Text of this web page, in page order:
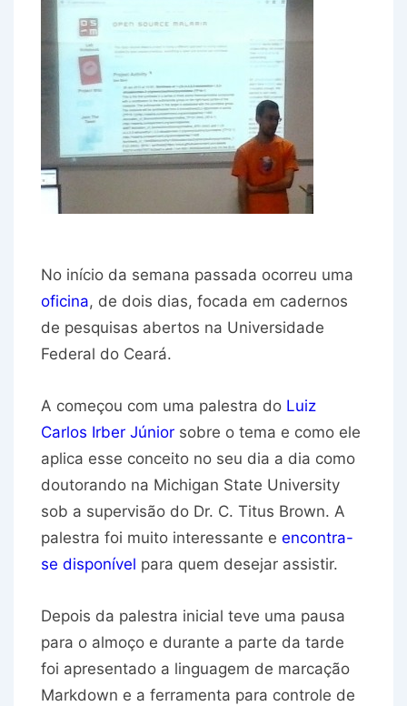
No início da semana passada ocorreu uma
oficina, de dois dias, focada em cadernos
de pesquisas abertos na Universidade
Federal do Ceará.
A começou com uma palestra do Luiz
Carlos Irber Júnior sobre o tema e como ele
aplica esse conceito no seu dia a dia como
doutorando na Michigan State University
sob a supervisão do Dr. C. Titus Brown. A
palestra foi muito interessante e encontra-
se disponível para quem desejar assistir.
Depois da palestra inicial teve uma pausa
para o almoço e durante a parte da tarde
foi apresentado a linguagem de marcação
Markdown e a ferramenta para controle de